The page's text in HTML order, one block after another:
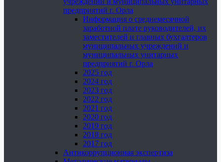
предприятий г. Орла
Информация о среднемесячной
заработной плате руководителей, их
заместителей и главных бухгалтеров
муниципальных учреждений и
муниципальных унитарных
предприятий г. Орла
2025 год
2024 год
2023 год
2022 год
2021 год
2020 год
2019 год
2018 год
2017 год
Антикоррупционная экспертиза